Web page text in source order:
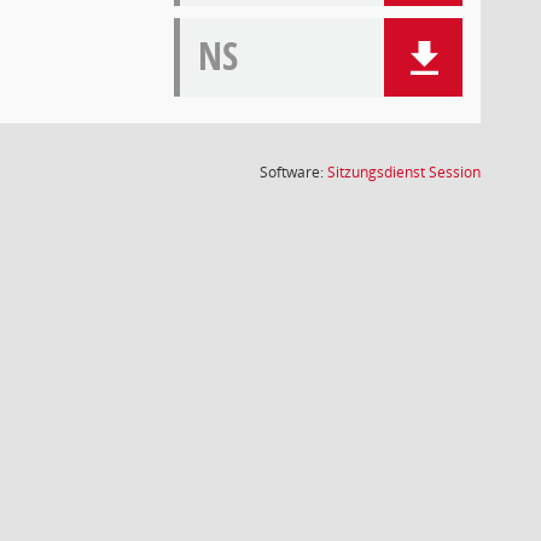
NS
Software:SitzungsdienstSession(Wird in